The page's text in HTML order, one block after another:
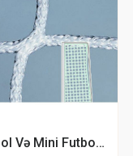
Həndbol Və Mini Futbol Qapısı Üçün Tor Şəbəkəsi Standart 4 Mm